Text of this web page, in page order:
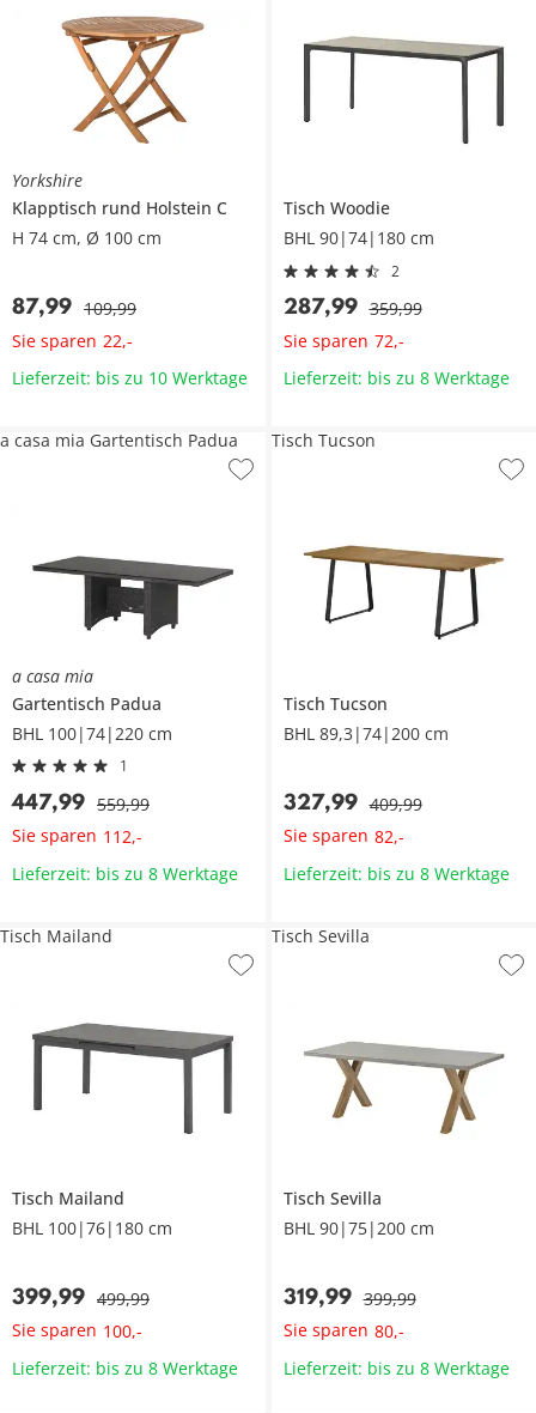
Yorkshire
Klapptisch rund Holstein C
H 74 cm, Ø 100 cm
87,99 109,99
Sie sparen 22,-
Lieferzeit: bis zu 10 Werktage
Tisch Woodie
BHL 90|74|180 cm
2
287,99 359,99
Sie sparen 72,-
Lieferzeit: bis zu 8 Werktage
a casa mia
Gartentisch Padua
BHL 100|74|220 cm
1
447,99 559,99
Sie sparen 112,-
a casa mia Gartentisch Padua
Lieferzeit: bis zu 8 Werktage
Tisch Tucson
BHL 89,3|74|200 cm
327,99 409,99
Sie sparen 82,-
Tisch Tucson
Lieferzeit: bis zu 8 Werktage
Tisch Mailand
BHL 100|76|180 cm
399,99 499,99
Sie sparen 100,-
Tisch Mailand
Lieferzeit: bis zu 8 Werktage
Tisch Sevilla
BHL 90|75|200 cm
319,99 399,99
Sie sparen 80,-
Tisch Sevilla
Lieferzeit: bis zu 8 Werktage